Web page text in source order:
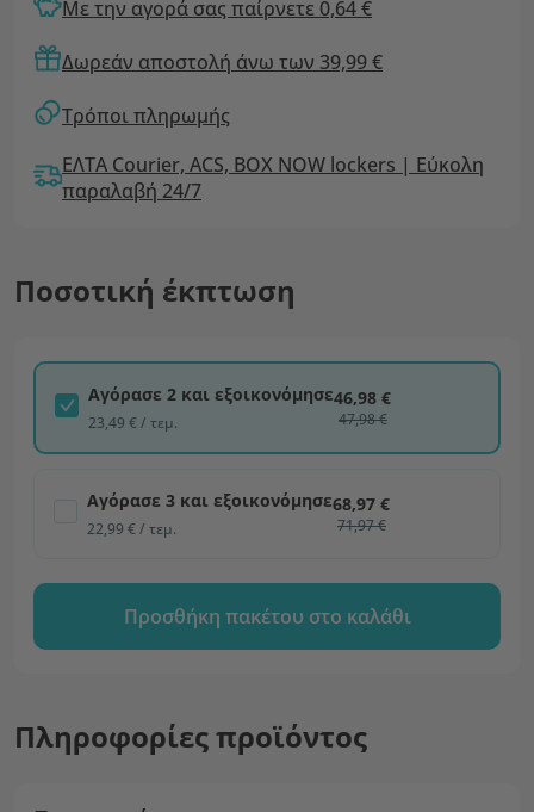
Με την αγορά σας παίρνετε 0,64 €
Δωρεάν αποστολή άνω των 39,99 €
Τρόποι πληρωμής
ΕΛΤΑ Courier, ACS, BOX NOW lockers | Εύκολη
παραλαβή 24/7
Ποσοτική έκπτωση
Αγόρασε 2 και εξοικονόμησε
23,49 € / τεμ.
46,98 €
47,98 €
Αγόρασε 3 και εξοικονόμησε
22,99 € / τεμ.
68,97 €
71,97 €
Προσθήκη πακέτου στο καλάθι
Πληροφορίες προϊόντος